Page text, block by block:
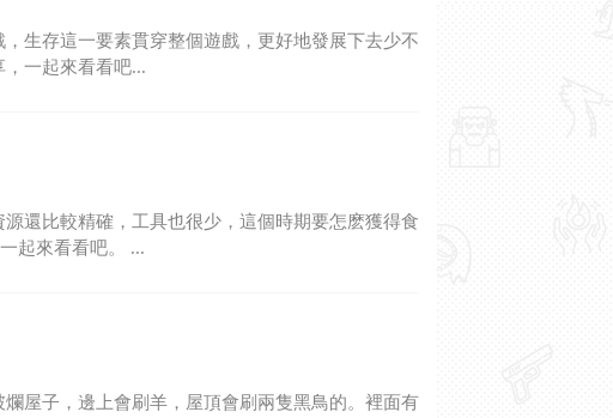
生存這一要素貫穿整個遊戲，更好地發展下去少不
，一起來看看吧...
還比較精確，工具也很少，這個時期要怎麽獲得食
起來看看吧。 ...
屋子，邊上會刷羊，屋頂會刷兩隻黑鳥的。裡面有